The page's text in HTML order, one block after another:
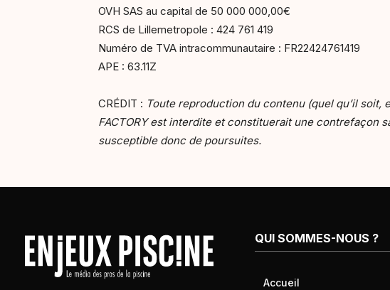
OVH SAS au capital de 50 000 000,00€
RCS de Lillemetropole : 424 761 419
Numéro de TVA intracommunautaire : FR22424761419
APE : 63.11Z
CRÉDIT : Toute reproduction du contenu (quel qu’il soit,
FACTORY est interdite et constituerait une contrefaçon
susceptible donc de poursuites.
QUI SOMMES-NOUS ?
Accueil